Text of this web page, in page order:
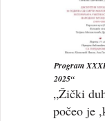
Program
2025“
„Žički
počeo je